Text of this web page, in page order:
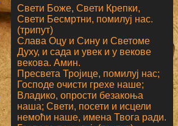
Свети Боже, Свети Крепки,
Свети Бесмртни, помилуј нас.
(трипут)
Слава Оцу и Сину и Светоме
Духу, и сада и увек и у векове
векова. Амин.
Пресвета Тројице, помилуј нас;
Господе очисти грехе наше;
Владико, опрости безакоња
наша; Свети, посети и исцели
немоћи наше, имена Твога ради.